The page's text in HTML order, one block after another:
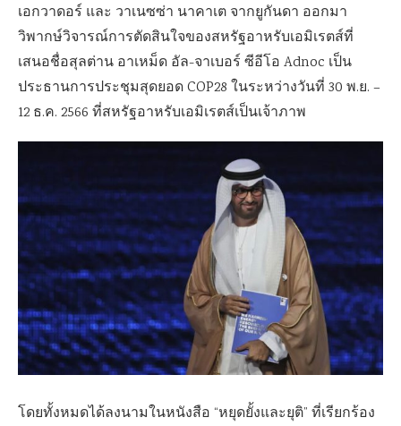
เอกวาดอร์ และ วาเนซซ่า นาคาเต จากยูกันดา ออกมา
วิพากษ์วิจารณ์การตัดสินใจของสหรัฐอาหรับเอมิเรตส์ที่
เสนอชื่อสุลต่าน อาเหม็ด อัล-จาเบอร์ ซีอีโอ Adnoc เป็น
ประธานการประชุมสุดยอดCOP28 ในระหว่างวันที่ 30 พ.ย. –
12 ธ.ค. 2566 ที่สหรัฐอาหรับเอมิเรตส์เป็นเจ้าภาพ
โดยทั้งหมดได้ลงนามในหนังสือ “หยุดยั้งและยุติ” ที่เรียกร้อง